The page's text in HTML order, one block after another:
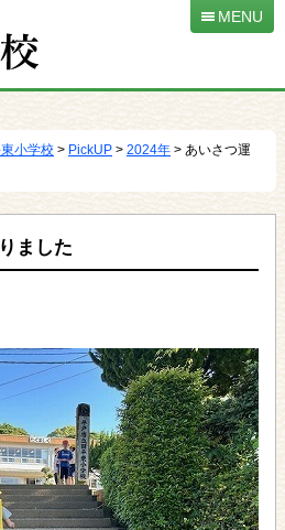
MENU
小学校 > PickUP > 2024年 > あいさつ運
ました